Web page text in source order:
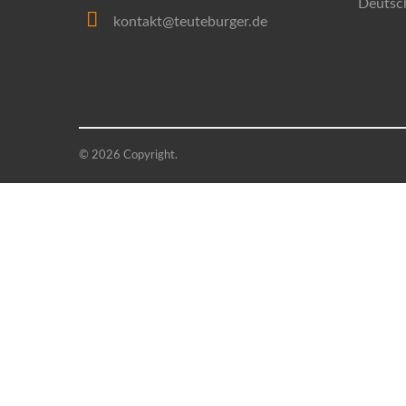
kontakt@teuteburger.de
© 2026 Copyright.